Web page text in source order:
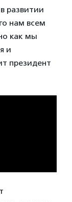
развитии
нам всем
как мы
и
президент